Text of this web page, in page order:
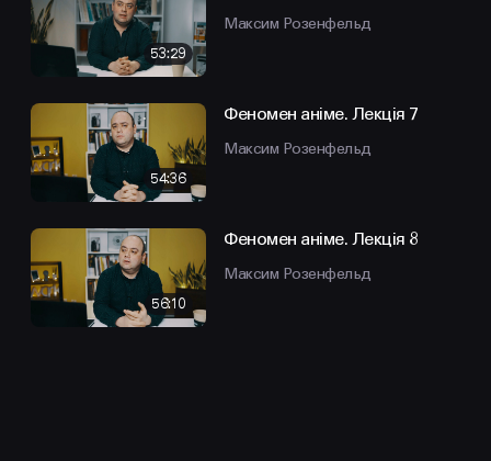
53:29
Максим Розенфельд
54:36
Феномен аніме. Лекція 7
Максим Розенфельд
56:10
Феномен аніме. Лекція 8
Максим Розенфельд